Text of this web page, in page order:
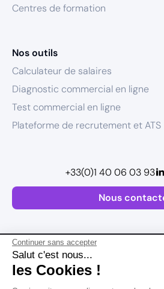
Continuer sans accepter
Salut c'est nous...
les Cookies !
Centres de formation
Nos outils
Calculateur de salaires
Diagnostic commercial en ligne
Test commercial en ligne
Plateforme de recrutement et ATS
Nous
+33(0)1 40 06 03 93